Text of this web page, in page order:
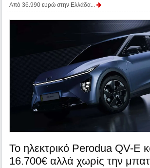
Από 36.990 ευρώ στην Ελλάδα...
Το ηλεκτρικό Perodua QV-E
16.700€ αλλά χωρίς την